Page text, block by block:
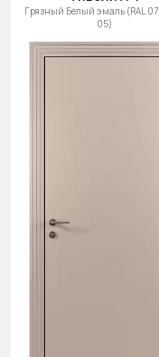
Грязный Белый эмаль (RAL
05)